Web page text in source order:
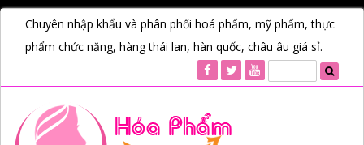
Chuyên nhập khẩu và phân phối hoá phẩm, mỹ phẩm, thực
phẩm chức năng, hàng thái lan, hàn quốc, châu âu giá sỉ.